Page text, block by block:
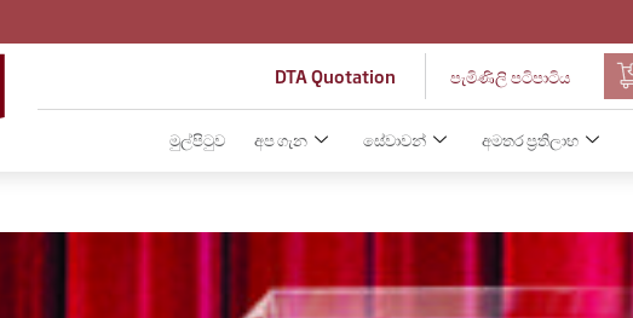
DTA Quotation පැමිණිලි පටිපාටිය
මුල්පිටුව අප ගැන සේවාවන් අමතර ප්‍රතිලාභ